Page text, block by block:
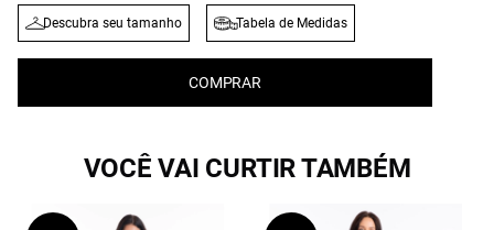
Descubra seu tamanho Tabela de Medidas
COMPRAR
VOCÊ VAI CURTIR TAMBÉM